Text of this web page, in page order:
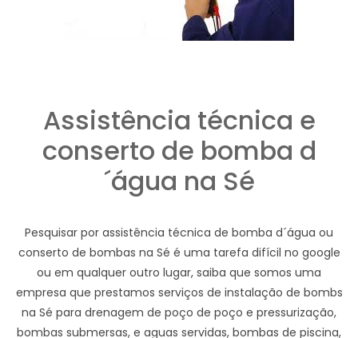
Assistência técnica e
conserto de bomba d
´água na Sé
Pesquisar por assistência técnica de bomba d´água ou
conserto de bombas na Sé é uma tarefa difícil no google
ou em qualquer outro lugar, saiba que somos uma
empresa que prestamos serviços de instalação de bombs
na Sé para drenagem de poço de poço e pressurização,
bombas submersas, e aguas servidas, bombas de piscina,